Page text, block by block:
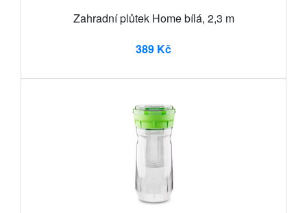
Zahradní plůtek Home bílá, 2,3 m
389 Kč